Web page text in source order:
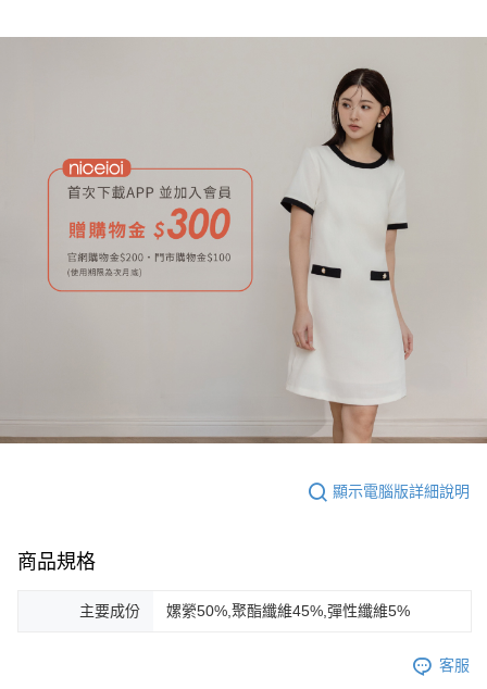
顯示電腦版詳細說明
商品規格
主要成份 嫘縈50%,聚酯纖維45%,彈性纖維5%
客服